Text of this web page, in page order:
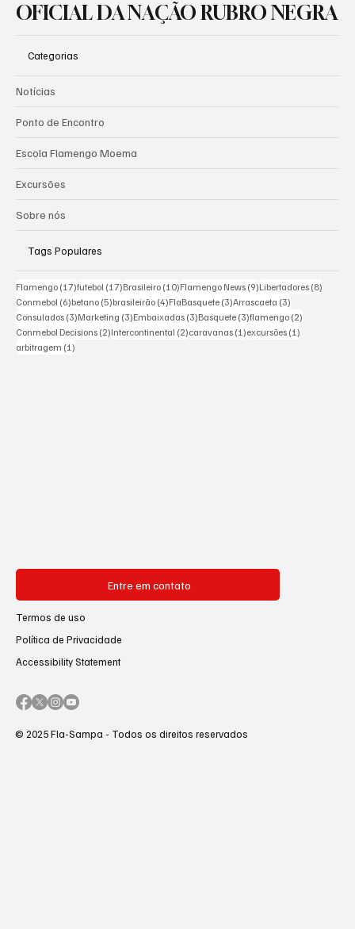
OFICIAL DA NAÇÃO RUBRO NEGRA
Categorias
Notícias
Ponto de Encontro
Escola Flamengo Moema
Excursões
Sobre nós
Tags Populares
Flamengo (17)17 posts
futebol (17)17 posts
Brasileiro (10)10 posts
Flamengo News (9)9 posts
Libertadores (8)
Conmebol (6)6 posts
betano (5)5 posts
brasileirão (4)4 posts
FlaBasquete (3)3 posts
Arrascaeta (3)
Consulados (3)3 posts
Marketing (3)3 posts
Embaixadas (3)3 posts
Basquete (3)3 posts
flamengo (2)
Conmebol Decisions (2)2 posts
Intercontinental (2)2 posts
caravanas (1)1 post
excursões (1)
arbitragem (1)
Entre em contato
Termos de uso
Política de Privacidade
Accessibility Statement
© 2025 Fla-Sampa - Todos os direitos reservados